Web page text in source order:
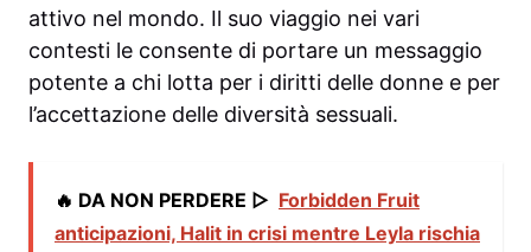
attivo nel mondo. Il suo viaggio nei vari
contesti le consente di portare un messaggio
potente a chi lotta per i diritti delle donne e per
l’accettazione delle diversità sessuali.
🔥 DA NON PERDERE ▷ Forbidden Fruit
anticipazioni, Halit in crisi mentre Leyla rischia